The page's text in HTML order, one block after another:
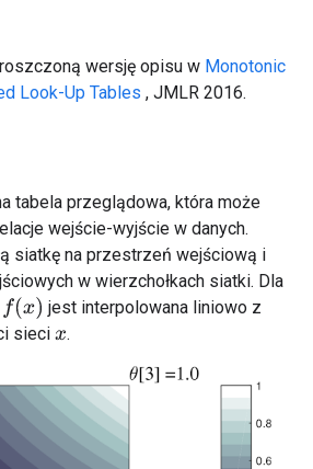
wersję opisu w Monotonic
Look-Up Tables , JMLR 2016.
tabela przeglądowa, która może
wejście-wyjście w danych.
siatkę na przestrzeń wejściową i
w wierzchołkach siatki. Dla
f(x)
jest interpolowana liniowo z
sieci x.